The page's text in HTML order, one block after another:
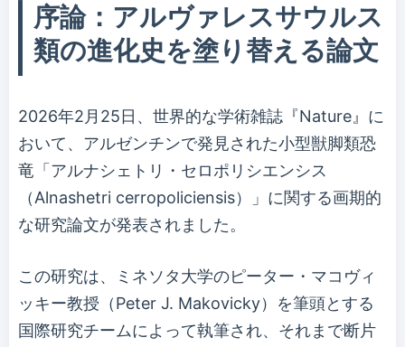
序論：アルヴァレスサウルス
類の進化史を塗り替える論文
2026年2月25日、世界的な学術雑誌『Nature』に
おいて、アルゼンチンで発見された小型獣脚類恐
竜「アルナシェトリ・セロポリシエンシス
（Alnashetri cerropoliciensis）」に関する画期的
な研究論文が発表されました。
この研究は、ミネソタ大学のピーター・マコヴィ
ッキー教授（Peter J. Makovicky）を筆頭とする
国際研究チームによって執筆され、それまで断片